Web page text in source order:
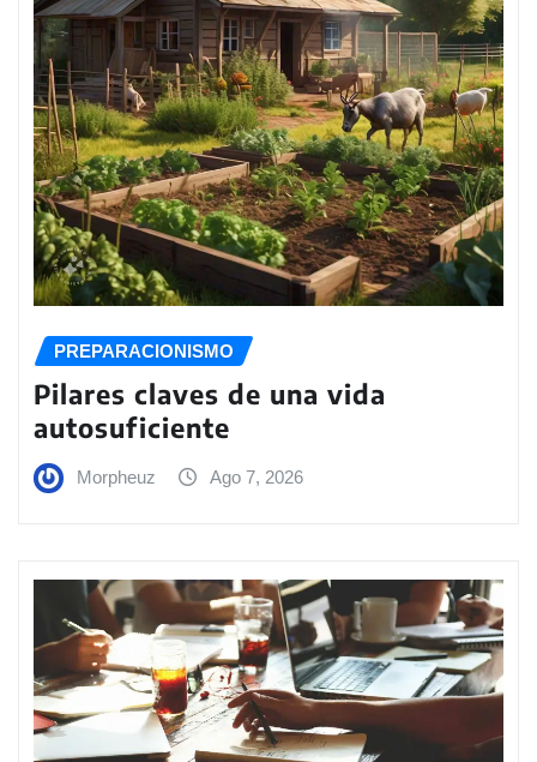
PREPARACIONISMO
Pilares claves de una vida
autosuficiente
Morpheuz Ago 7, 2026